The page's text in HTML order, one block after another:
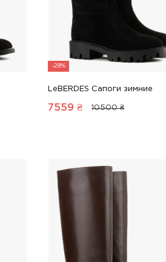
-28%
LeBERDES Сапоги зимние
7559 ₴ 10500 ₴